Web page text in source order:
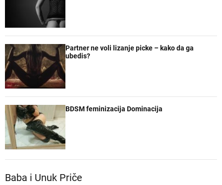
Partner ne voli lizanje picke – kako da ga
ubedis?
BDSM feminizacija Dominacija
Baba i Unuk Priče